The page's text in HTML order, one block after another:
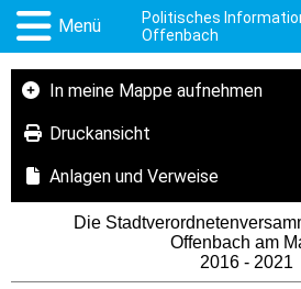
Menü
Politisches
Offenbach
In meine Mappe aufnehmen
Druckansicht
Anlagen und Verweise
Die
Offenbach am
2016 - 2021